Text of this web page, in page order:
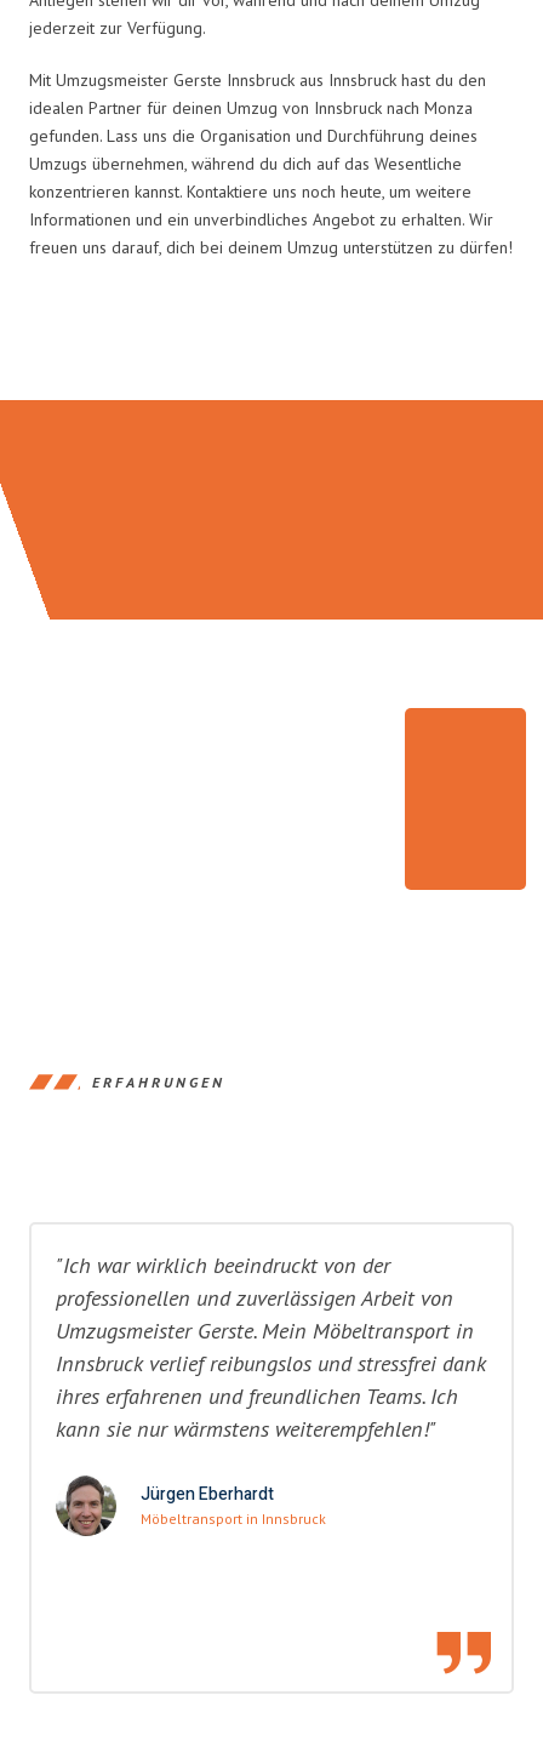
jederzeit zur Verfügung.
Mit Umzugsmeister Gerste Innsbruck aus Innsbruck hast du den
idealen Partner für deinen Umzug von Innsbruck nach Monza
gefunden. Lass uns die Organisation und Durchführung deines
Umzugs übernehmen, während du dich auf das Wesentliche
konzentrieren kannst. Kontaktiere uns noch heute, um weitere
Informationen und ein unverbindliches Angebot zu erhalten. Wir
freuen uns darauf, dich bei deinem Umzug unterstützen zu dürfen!
ERFAHRUNGEN
"Ich war wirklich beeindruckt von der
professionellen und zuverlässigen Arbeit von
Umzugsmeister Gerste. Mein Möbeltransport in
Innsbruck verlief reibungslos und stressfrei dank
ihres erfahrenen und freundlichen Teams. Ich
kann sie nur wärmstens weiterempfehlen!"
Jürgen Eberhardt
Möbeltransport in Innsbruck